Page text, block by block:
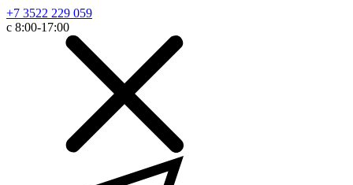
+7 3522 229 059
с 8:00-17:00